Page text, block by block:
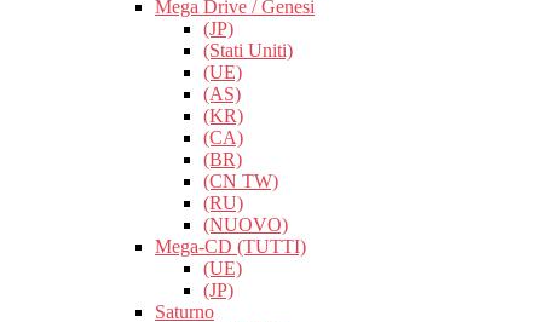
Mega Drive / Genesi
(JP)
(Stati Uniti)
(UE)
(AS)
(KR)
(CA)
(BR)
(CN TW)
(RU)
(NUOVO)
Mega-CD (TUTTI)
(UE)
(JP)
Saturno